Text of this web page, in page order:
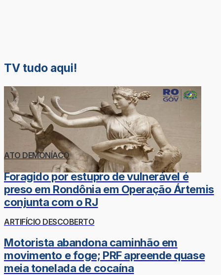
TV tudo aqui!
ATO DEMONÍACO
Foragido por estupro de vulnerável é
preso em Rondônia em Operação Ártemis
conjunta com o RJ
ARTIFÍCIO DESCOBERTO
Motorista abandona caminhão em
movimento e foge; PRF apreende quase
meia tonelada de cocaína